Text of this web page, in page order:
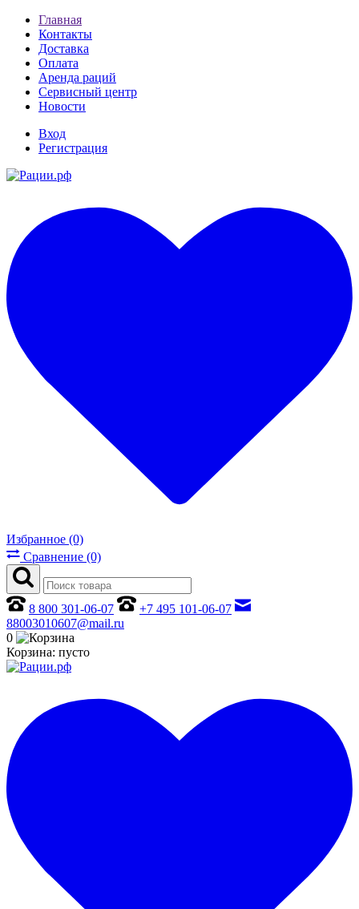
Главная
Контакты
Доставка
Оплата
Аренда раций
Сервисный центр
Новости
Вход
Регистрация
Избранное (0)
Сравнение (0)
8 800 301-06-07
+7 495 101-06-07
88003010607@mail.ru
0
Корзина: пусто